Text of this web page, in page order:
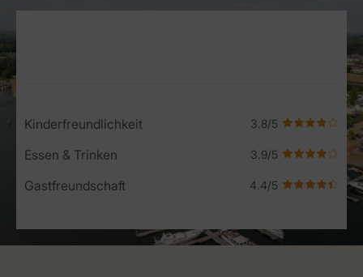
Service Rating from our guests
Kinderfreundlichkeit
Essen & Trinken
Gastfreundschaft